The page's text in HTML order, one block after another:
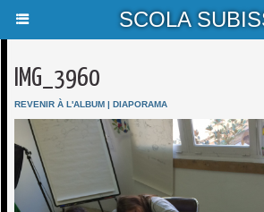
SCOLA
IMG_3960
REVENIR À L'ALBUM | DIAPORAMA